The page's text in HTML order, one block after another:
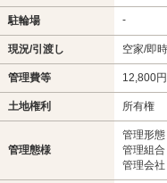
駐輪場 -
現況/引渡し 空家/即時
管理費等 12,800円
土地権利 所有権
管理態様
管理形
管理組合
管理会